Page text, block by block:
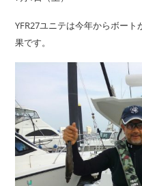
サービス案内
新艇・展示艇情報
YFR27ユニテは今年からボー
果です。